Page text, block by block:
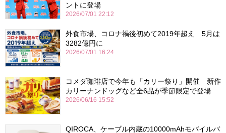
ントに登場
2026/07/01 22:12
外食市場、コロナ禍後初めて2019年超え 5月は
3282億円に
2026/07/01 16:24
コメダ珈琲店で今年も「カリー祭り」開催 新作
カリーナンドッグなど全6品が季節限定で登場
2026/06/16 15:52
QIROCA、ケーブル内蔵の10000mAhモバイルバ